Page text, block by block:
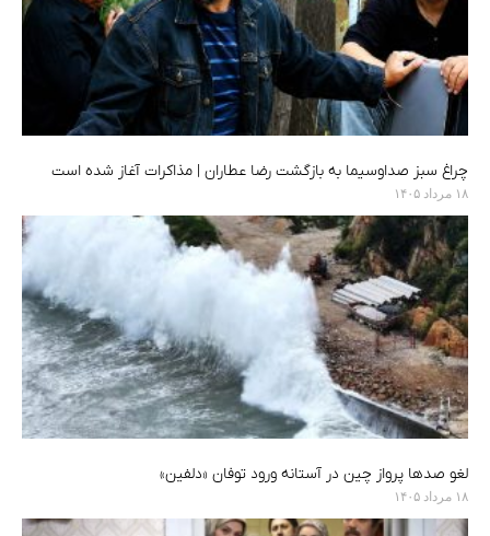
چراغ سبز صداوسیما به بازگشت رضا عطاران | مذاکرات آغاز شده است
۱۸ مرداد ۱۴۰۵
لغو صدها پرواز چین در آستانه ورود توفان «دلفین»
۱۸ مرداد ۱۴۰۵